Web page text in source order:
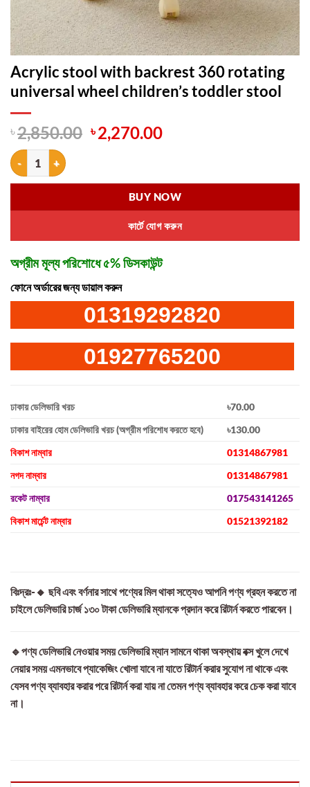
Acrylic stool with backrest 360 rotating
universal wheel children’s toddler stool
৳2,850.00 Original
price
৳ 2,850.00.
৳2,270.00Current
৳ 2,270.00.
Acrylic stool with backrest 360 rotating universal wheel children's
কার্টে যোগ করুন
BUY NOW
অগ্রীম মূল্য পরিশোধে ৫% ডিসকাউন্ট
ফোনে অর্ডারের জন্য ডায়াল করুন
01319292820
01927765200
ঢাকায় ডেলিভারি খরচ
৳70.00
ঢাকার বাইরের হোম ডেলিভারি খরচ (অগ্রীম পরিশোধ করতে হবে)
৳130.00
বিকাশ নাম্বার
01314867981
নগদ নাম্বার
01314867981
রকেট নাম্বার
017543141265
বিকাশ মার্চেন্ট নাম্বার
01521392182
বিঃদ্রঃ-🔸 ছবি এবং বর্ণনার সাথে পণ্যের মিল থাকা সত্যেও আপনি পণ্য গ্রহন করতে না
চাইলে ডেলিভারি চার্জ ১৩০ টাকা ডেলিভারি ম্যানকে প্রদান করে রিটার্ন করতে পারবেন।
🔹পণ্য ডেলিভারি নেওয়ার সময় ডেলিভারি ম্যান সামনে থাকা অবস্থায় বক্স খুলে দেখে
নেয়ার সময় এমনভাবে প্যাকেজিং খোলা যাবে না যাতে রিটার্ন করার সুযোগ না থাকে এবং
যেসব পণ্য ব্যাবহার করার পরে রিটার্ন করা যায় না তেমন পণ্য ব্যাবহার করে চেক করা যাবে
না।